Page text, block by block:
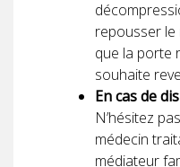
repousser le
que la porte
souhaite
En cas de
N’hésitez
médecin
médiateur